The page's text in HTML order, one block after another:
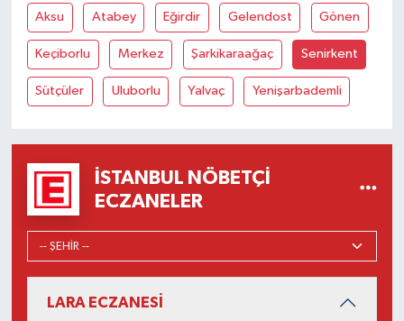
Aksu Atabey Eğirdir Gelendost Gönen
Keçiborlu Merkez Şarkikaraağaç Senirkent
Sütçüler Uluborlu Yalvaç Yenişarbademli
İSTANBUL NÖBETÇI
ECZANELER
LARA ECZANESİ